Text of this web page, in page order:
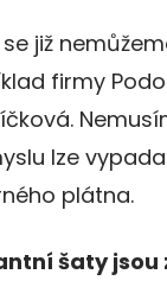
se již
firmy
lze
plátna.
šaty jsou